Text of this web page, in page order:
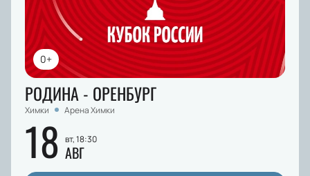
0+
РОДИНА - ОРЕНБУРГ
Химки Арена Химки
18 вт, 18:30
АВГ